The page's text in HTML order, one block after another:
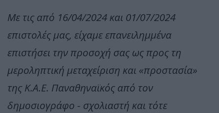
Με τις από 16/04/2024 και 01/07/2024
επιστολές μας, είχαμε επανειλημμένα
επιστήσει την προσοχή σας ως προς τη
μεροληπτική μεταχείριση και «προστασία»
της Κ.Α.Ε. Παναθηναϊκός από τον
δημοσιογράφο - σχολιαστή και τότε